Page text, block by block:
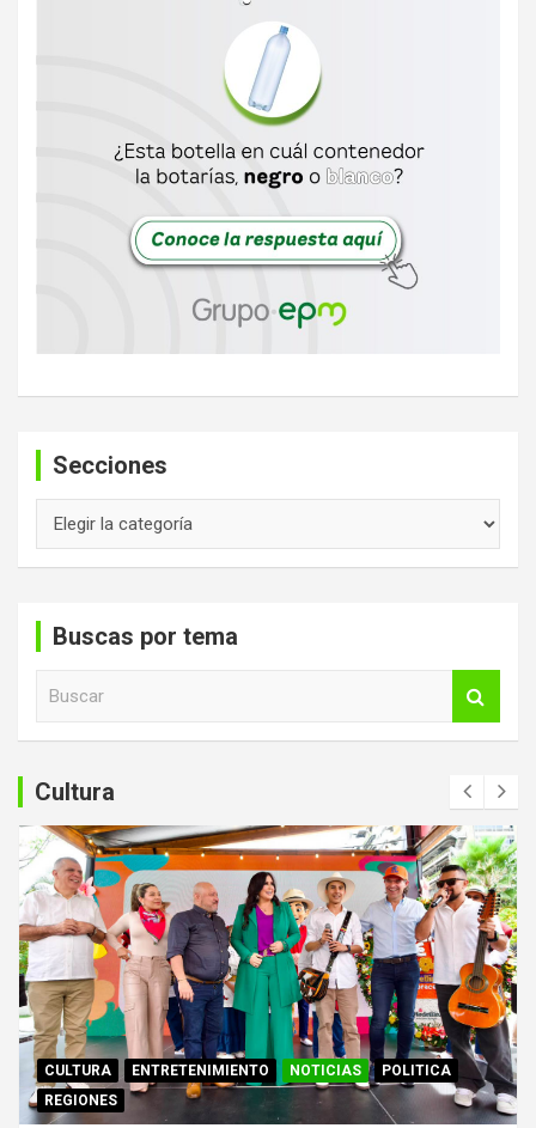
Secciones
Buscas por tema
a
r
Cultura
CULTURA ENTRETENIMIENTO NOTICIAS
POLITICA
REGIONES